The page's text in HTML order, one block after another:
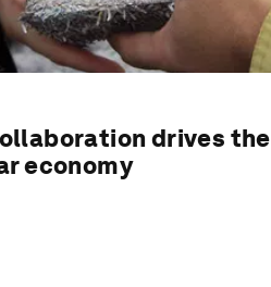
drives the
economy